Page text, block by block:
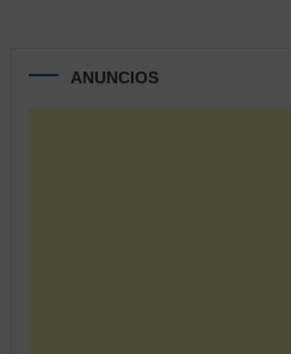
ANUNCIOS